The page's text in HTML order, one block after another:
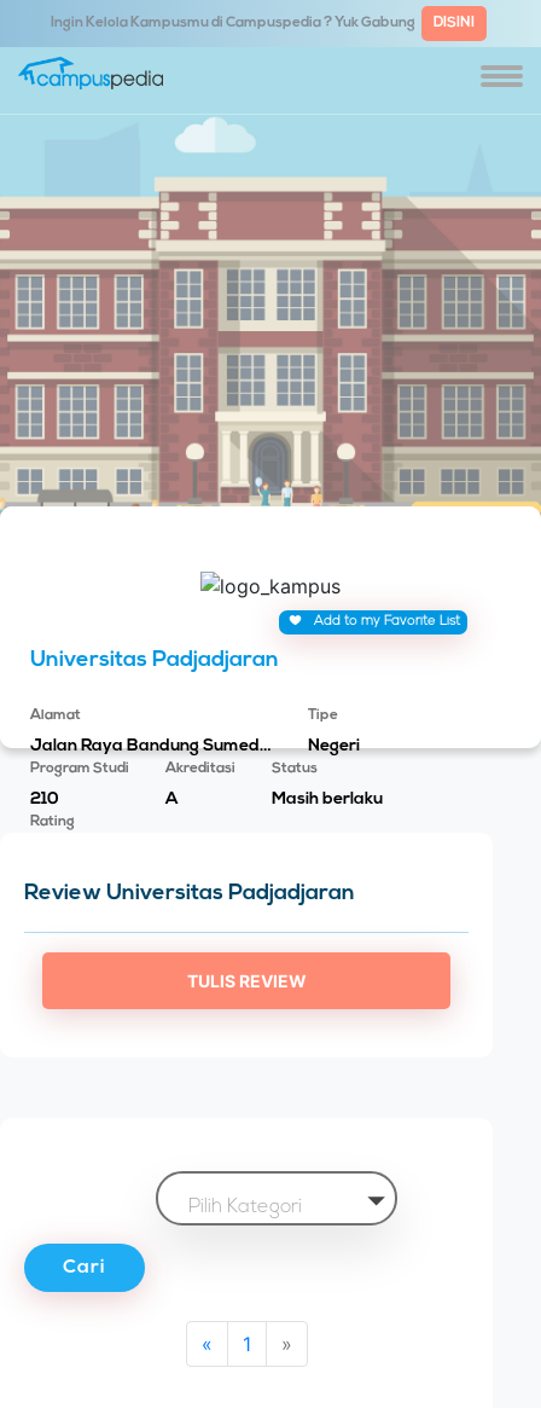
Ingin Kelola Kampusmu di Campuspedia ? Yuk Gabung DISINI
Universitas Padjadjaran
Add to my Favorite List
Alamat
Jalan Raya Bandung Sumedang KM 21 Jatinangor
Tipe
Negeri
Program Studi
210
Akreditasi
A
Status
Masih berlaku
Rating
Review Universitas Padjadjaran
TULIS REVIEW
Pilih Kategori
Cari
« 1 »